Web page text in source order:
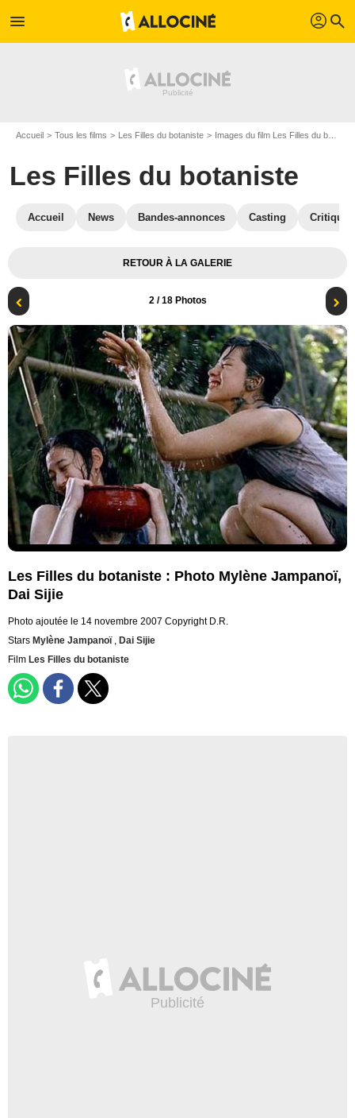
menu profil search
Accueil Tous les films Les Filles du botaniste Images du film Les Filles du botaniste
Les Filles du botaniste
Accueil News Bandes-annonces Casting
RETOUR À LA GALERIE
2/ 18 Photos
Les Filles du botaniste : Photo Mylène Jampanoï,
Dai Sijie
Photo ajoutée le 14 novembre 2007 Copyright D.R.
Stars Mylène Jampanoï , Dai Sijie
Film Les Filles du botaniste